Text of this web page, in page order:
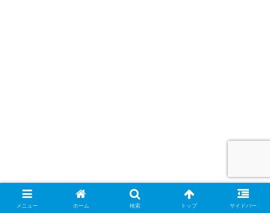
メニュー ホーム 検索 トップ サイドバー